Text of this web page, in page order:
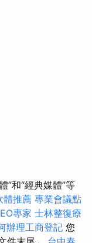
”和“經典媒體”等
體推薦 專業會議點
專家 士林整復療
辦理工商登記 您